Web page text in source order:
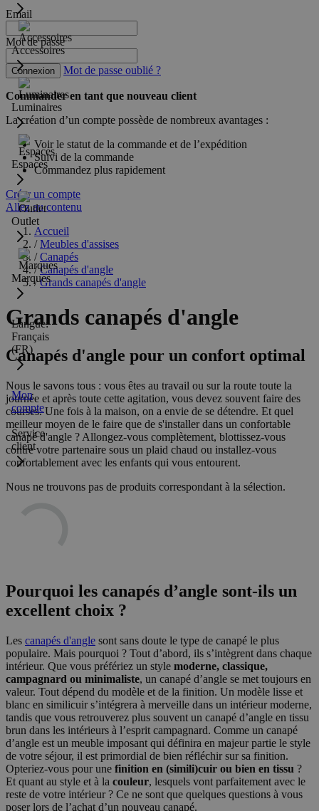
Accessoires
Luminaires
Espaces
Outlet
Marques
Langue:
Français
(FR)
Mon
compte
Service
client
Email
Mot de passe
Connexion Mot de passe oublié ?
Commander en tant que nouveau client
La création d’un compte possède de nombreux avantages :
Voir le statut de la commande et de l’expédition
Suivi de la commande
Commandez plus rapidement
Créer un compte
Allez au contenu
Accueil
/ Meubles d'assises
/ Canapés
/ Canapés d'angle
/ Grands canapés d'angle
Grands canapés d'angle
Canapés d'angle pour un confort optimal
Nous le savons tous : vous êtes au travail ou sur la route toute la
journée et après toute cette agitation, vous devez souvent faire des
courses. Une fois à la maison, on a envie de se détendre. Et quel
meilleur moyen de le faire que de s'installer dans un confortable
canapé d'angle ? Allongez-vous complètement, blottissez-vous
contre votre partenaire sous un plaid chaud ou installez-vous
confortablement avec les enfants qui vous entourent.
Nous ne trouvons pas de produits correspondant à la sélection.
Pourquoi les canapés d’angle sont-ils un
excellent choix ?
Les canapés d'angle sont sans doute le type de canapé le plus
populaire. Mais pourquoi ? Tout d’abord, ils s’intègrent dans chaque
intérieur. Que vous préfériez un style moderne, classique,
campagnard ou minimaliste, un canapé d’angle se met toujours en
valeur. Tout dépend du modèle et de la finition. Un modèle lisse et
blanc en similicuir s’intégrera à merveille dans un intérieur moderne,
tandis que vous retrouverez plus souvent un canapé d’angle en tissu
brun dans les intérieurs à l’esprit campagnard. Comme un canapé
d’angle est un meuble imposant qui définira en majeur partie le style
de votre séjour, il est primordial de bien réfléchir sur sa finition.
Opteriez-vous pour une finition en (simili)cuir ou bien en tissu ?
Et quant au style et à la couleur, lesquels vont parfaitement avec le
reste de votre intérieur ? Ce ne sont que quelques questions à vous
poser lors de l’achat d’un nouveau canapé.